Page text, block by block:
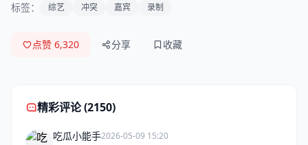
标签： 综艺 冲突 嘉宾 录制
点赞 6,320 分享 收藏
精彩评论 (2150)
吃瓜小能手2026-05-09 15:20